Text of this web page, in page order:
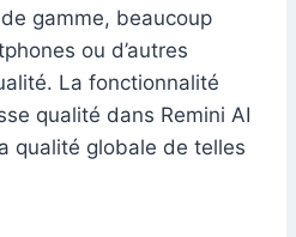
gamme, beaucoup
ou d’autres
La fonctionnalité
qualité dans Remini AI
qualité globale de telles